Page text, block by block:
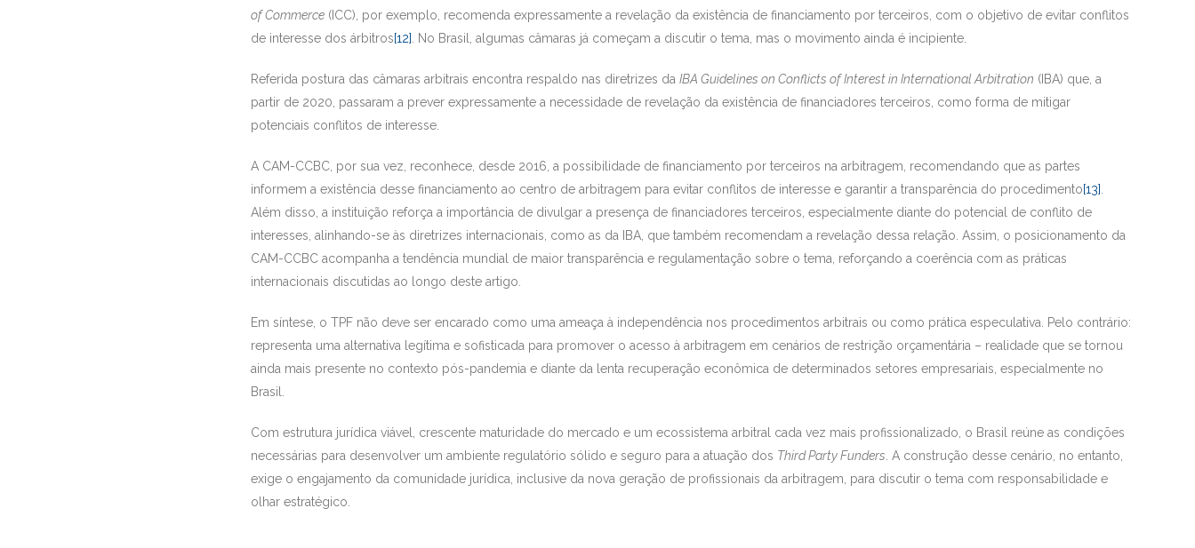
of Commerce (ICC), por exemplo, recomenda expressamente a revelação da existência de financiamento por terceiros, com o objetivo de evitar conflitos
de interesse dos árbitros[12] . No Brasil, algumas câmaras já começam a discutir o tema, mas o movimento ainda é incipiente.
Referida postura das câmaras arbitrais encontra respaldo nas diretrizes da IBA Guidelines on Conflicts of Interest in International Arbitration (IBA) que, a
partir de 2020, passaram a prever expressamente a necessidade de revelação da existência de financiadores terceiros, como forma de mitigar
potenciais conflitos de interesse.
A CAM-CCBC, por sua vez, reconhece, desde 2016, a possibilidade de financiamento por terceiros na arbitragem, recomendando que as partes
informem a existência desse financiamento ao centro de arbitragem para evitar conflitos de interesse e garantir a transparência do procedimento[13]
Além disso, a instituição reforça a importância de divulgar a presença de financiadores terceiros, especialmente diante do potencial de conflito de
interesses, alinhando-se às diretrizes internacionais, como as da IBA, que também recomendam a revelação dessa relação. Assim, o posicionamento da
CAM-CCBC acompanha a tendência mundial de maior transparência e regulamentação sobre o tema, reforçando a coerência com as práticas
internacionais discutidas ao longo deste artigo.
Em síntese, o TPF não deve ser encarado como uma ameaça à independência nos procedimentos arbitrais ou como prática especulativa. Pelo contrário:
representa uma alternativa legítima e sofisticada para promover o acesso à arbitragem em cenários de restrição orçamentária – realidade que se tornou
ainda mais presente no contexto pós-pandemia e diante da lenta recuperação econômica de determinados setores empresariais, especialmente no
Brasil.
Com estrutura jurídica viável, crescente maturidade do mercado e um ecossistema arbitral cada vez mais profissionalizado, o Brasil reúne as condições
necessárias para desenvolver um ambiente regulatório sólido e seguro para a atuação dos Third Party Funders . A construção desse cenário, no entanto,
exige o engajamento da comunidade jurídica, inclusive da nova geração de profissionais da arbitragem, para discutir o tema com responsabilidade e
olhar estratégico.